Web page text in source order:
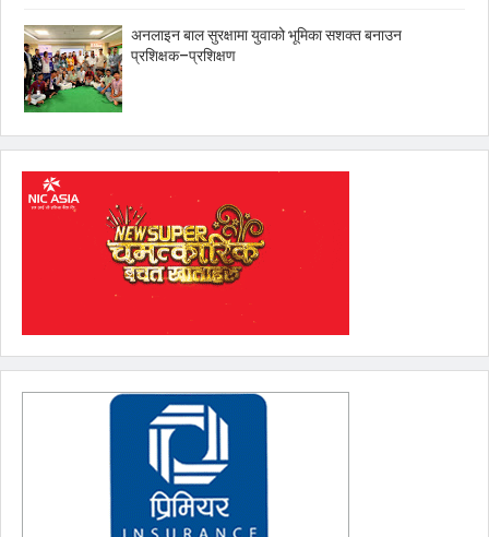
अनलाइन बाल सुरक्षामा युवाको भूमिका सशक्त बनाउन
प्रशिक्षक–प्रशिक्षण